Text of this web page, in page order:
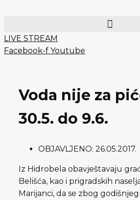
sadržaj
LIVE STREAM
Facebook-f Youtube
Voda nije za
30.5. do 9.6.
OBJAVLJENO: 26.05.2017.
Iz Hidrobela obavještavaju
Belišća, kao i prigradskih
Marijanci, da se zbog